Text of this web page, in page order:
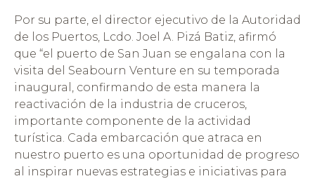
Por su parte, el director ejecutivo de la Autoridad
de los Puertos, Lcdo. Joel A. Pizá Batiz, afirmó
que “el puerto de San Juan se engalana con la
visita del Seabourn Venture en su temporada
inaugural, confirmando de esta manera la
reactivación de la industria de cruceros,
importante componente de la actividad
turística. Cada embarcación que atraca en
nuestro puerto es una oportunidad de progreso
al inspirar nuevas estrategias e iniciativas para